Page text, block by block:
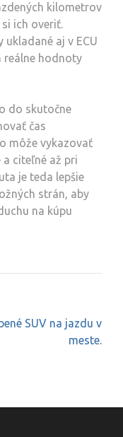
kilometrov
ich overiť.
aj v ECU
reálne hodnoty
do skutočne
čas
môže vykazovať
citeľné až pri
je teda lepšie
strán, aby
na kúpu
SUV na jazdu v
meste.